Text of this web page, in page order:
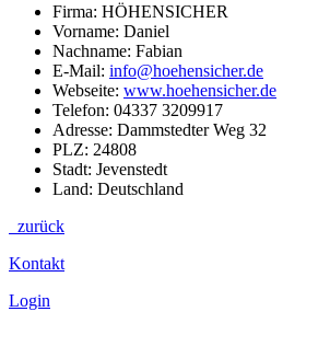
Firma: HÖHENSICHER
Vorname: Daniel
Nachname: Fabian
E-Mail: info@hoehensicher.de
Webseite: www.hoehensicher.de
Telefon: 04337 3209917
Adresse: Dammstedter Weg 32
PLZ: 24808
Stadt: Jevenstedt
Land: Deutschland
zurück
Kontakt
Login